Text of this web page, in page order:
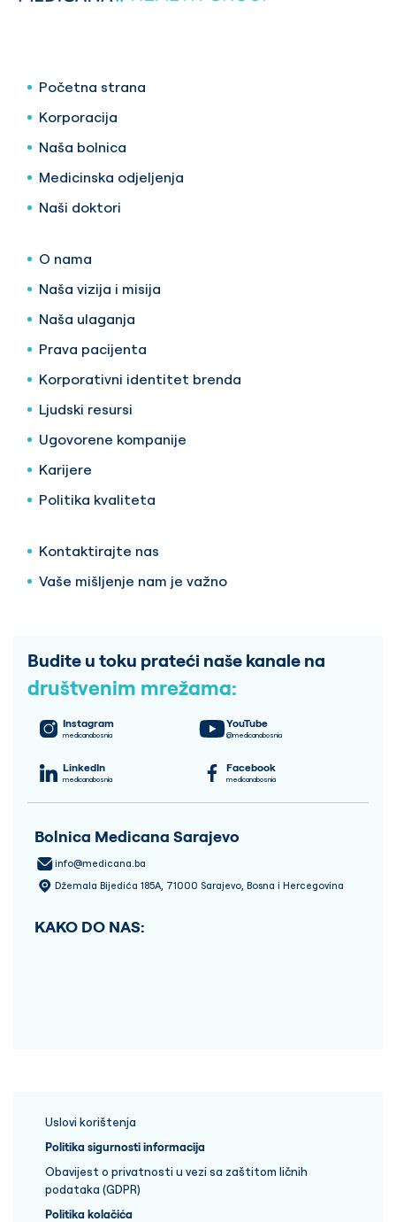
Početna strana
Korporacija
Naša bolnica
Medicinska odjeljenja
Naši doktori
O nama
Naša vizija i misija
Naša ulaganja
Prava pacijenta
Korporativni identitet brenda
Ljudski resursi
Ugovorene kompanije
Karijere
Politika kvaliteta
Kontaktirajte nas
Vaše mišljenje nam je važno
Budite u toku prateći naše kanale na
društvenim mrežama:
Instagram
medicanabosnia
YouTube
@medicanabosnia
LinkedIn
medicanabosnia
Facebook
medicanabosnia
Bolnica Medicana Sarajevo
info@medicana.ba
Džemala Bijedića 185A, 71000 Sarajevo, Bosna i Hercegovina
KAKO DO NAS:
Uslovi korištenja
Politika sigurnosti informacija
Obavijest o privatnosti u vezi sa zaštitom ličnih
podataka (GDPR)
Politika kolačića